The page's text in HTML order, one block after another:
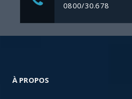
0800/30.678
À PROPOS